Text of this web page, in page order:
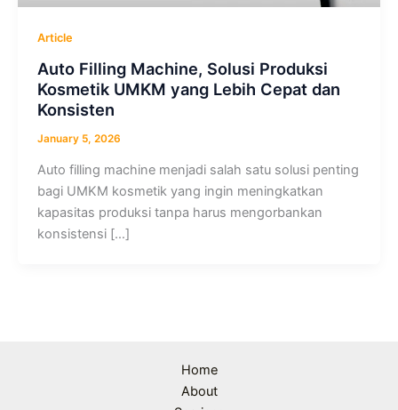
Article
Auto Filling Machine, Solusi Produksi
Kosmetik UMKM yang Lebih Cepat dan
Konsisten
January 5, 2026
Auto filling machine menjadi salah satu solusi penting
bagi UMKM kosmetik yang ingin meningkatkan
kapasitas produksi tanpa harus mengorbankan
konsistensi […]
Home
About